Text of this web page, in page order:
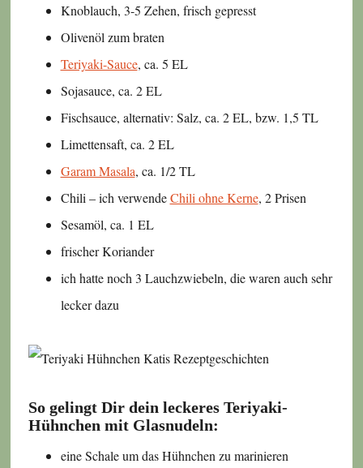
Knoblauch, 3-5 Zehen, frisch gepresst
Olivenöl zum braten
Teriyaki-Sauce, ca. 5 EL
Sojasauce, ca. 2 EL
Fischsauce, alternativ: Salz, ca. 2 EL, bzw. 1,5 TL
Limettensaft, ca. 2 EL
Garam Masala, ca. 1/2 TL
Chili – ich verwendeChili ohne Kerne, 2 Prisen
Sesamöl, ca. 1 EL
frischer Koriander
ich hatte noch 3 Lauchzwiebeln, die waren auch sehr
lecker dazu
So gelingt Dir dein leckeres Teriyaki-
Hühnchen mit Glasnudeln:
eine Schale um das Hühnchen zu marinieren